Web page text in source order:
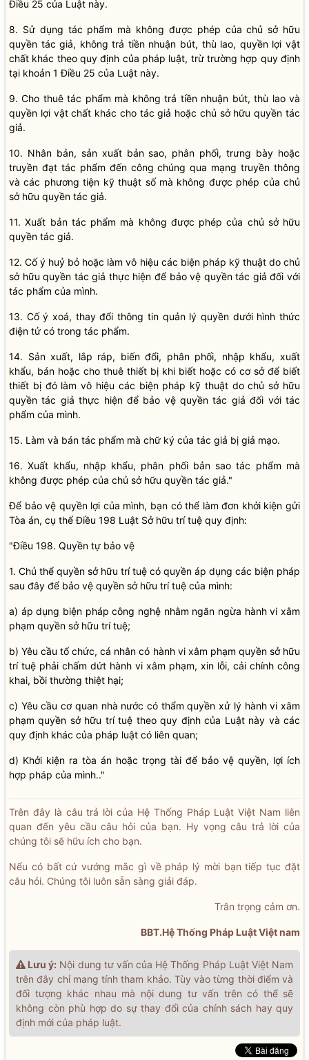
Điều 25 của Luật này.
8. Sử dụng tác phẩm mà không được phép của chủ sở hữu
quyền tác giả, không trả tiền nhuận bút, thù lao, quyền lợi vật
chất khác theo quy định của pháp luật, trừ trường hợp quy định
tại khoản 1 Điều 25 của Luật này.
9. Cho thuê tác phẩm mà không trả tiền nhuận bút, thù lao và
quyền lợi vật chất khác cho tác giả hoặc chủ sở hữu quyền tác
giả.
10. Nhân bản, sản xuất bản sao, phân phối, trưng bày hoặc
truyền đạt tác phẩm đến công chúng qua mạng truyền thông
và các phương tiện kỹ thuật số mà không được phép của chủ
sở hữu quyền tác giả.
11. Xuất bản tác phẩm mà không được phép của chủ sở hữu
quyền tác giả.
12. Cố ý huỷ bỏ hoặc làm vô hiệu các biện pháp kỹ thuật do chủ
sở hữu quyền tác giả thực hiện để bảo vệ quyền tác giả đối với
tác phẩm của mình.
13. Cố ý xoá, thay đổi thông tin quản lý quyền dưới hình thức
điện tử có trong tác phẩm.
14. Sản xuất, lắp ráp, biến đổi, phân phối, nhập khẩu, xuất
khẩu, bán hoặc cho thuê thiết bị khi biết hoặc có cơ sở để biết
thiết bị đó làm vô hiệu các biện pháp kỹ thuật do chủ sở hữu
quyền tác giả thực hiện để bảo vệ quyền tác giả đối với tác
phẩm của mình.
15. Làm và bán tác phẩm mà chữ ký của tác giả bị giả mạo.
16. Xuất khẩu, nhập khẩu, phân phối bản sao tác phẩm mà
không được phép của chủ sở hữu quyền tác giả."
Để bảo vệ quyền lợi của mình, bạn có thể làm đơn khởi kiện gửi
Tòa án, cụ thể Điều 198 Luật Sở hữu trí tuệ quy định:
"Điều 198. Quyền tự bảo vệ
1. Chủ thể quyền sở hữu trí tuệ có quyền áp dụng các biện pháp
sau đây để bảo vệ quyền sở hữu trí tuệ của mình:
a) áp dụng biện pháp công nghệ nhằm ngăn ngừa hành vi xâm
phạm quyền sở hữu trí tuệ;
b) Yêu cầu tổ chức, cá nhân có hành vi xâm phạm quyền sở hữu
trí tuệ phải chấm dứt hành vi xâm phạm, xin lỗi, cải chính công
khai, bồi thường thiệt hại;
c) Yêu cầu cơ quan nhà nước có thẩm quyền xử lý hành vi xâm
phạm quyền sở hữu trí tuệ theo quy định của Luật này và các
quy định khác của pháp luật có liên quan;
d) Khởi kiện ra tòa án hoặc trọng tài để bảo vệ quyền, lợi ích
hợp pháp của mình.."
Trên đây là câu trả lời của Hệ Thống Pháp Luật Việt Nam liên
quan đến yêu cầu câu hỏi của bạn. Hy vọng câu trả lời của
chúng tôi sẽ hữu ích cho bạn.
Nếu có bất cứ vướng mắc gì về pháp lý mời bạn tiếp tục đặt
câu hỏi. Chúng tôi luôn sẵn sàng giải đáp.
Trân trọng cảm ơn.
BBT.Hệ Thống Pháp Luật Việt nam
Lưu ý: Nội dung tư vấn của Hệ Thống Pháp Luật Việt Nam
trên đây chỉ mang tính tham khảo. Tùy vào từng thời điểm và
đối tượng khác nhau mà nội dung tư vấn trên có thể sẽ
không còn phù hợp do sự thay đổi của chính sách hay quy
định mới của pháp luật.